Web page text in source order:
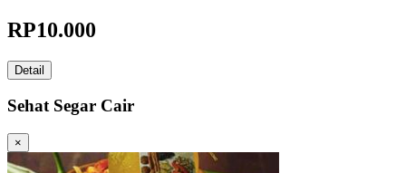
RP10.000
Detail
Sehat Segar Cair
×